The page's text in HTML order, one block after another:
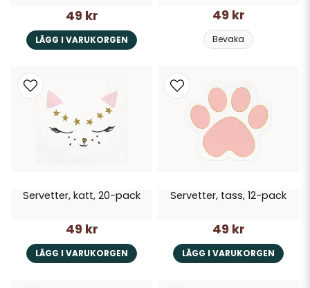
49 kr
LÄGG I VARUKORGEN
49 kr
Bevaka
Servetter, katt, 20-pack
49 kr
LÄGG I VARUKORGEN
Servetter, tass, 12-pack
49 kr
LÄGG I VARUKORGEN